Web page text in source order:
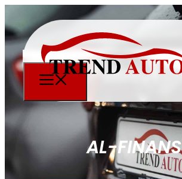
AL-FINANS